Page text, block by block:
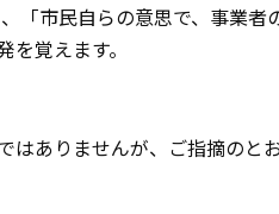
「市民自らの意思で、事業
覚えます。
ありませんが、ご指摘の